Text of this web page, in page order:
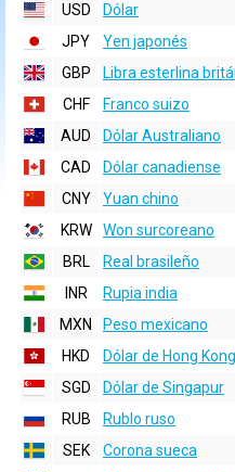
USD
Dólar
JPY
Yen japonés
GBP
Libra esterlina
CHF
Franco suizo
AUD
Dólar Australiano
CAD
Dólar canadiense
CNY
Yuan chino
KRW
Won surcoreano
BRL
Real brasileño
INR
Rupia india
MXN
Peso mexicano
HKD
Dólar de Hong Kong
SGD
Dólar de Singapur
RUB
Rublo ruso
SEK
Corona sueca